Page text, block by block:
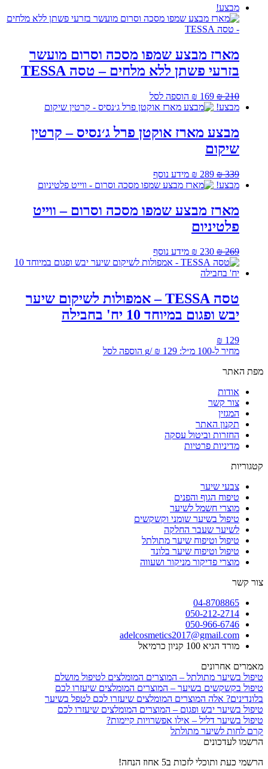
מבצע!
מארז מבצע שמפו מסכה וסרום מועשר
בזרעי פשתן ללא מלחים – טסה TESSA
₪210
המחיר
המקורי
₪ 210.
₪ 169
המחיר
הנוכחי
₪ 169.
הוספה לסל
מבצע!
מבצע מארז אוקטן פרל ג׳נסיס – קרטין
שיקום
₪339
המחיר
המקורי
₪ 339.
₪ 289
המחיר
הנוכחי
₪ 289.
מידע נוסף
מבצע!
מארז מבצע שמפו מסכה וסרום – ווייט
פלטיניום
₪269
המחיר
המקורי
היה:
₪ 230
המחיר
הנוכחי
מידע נוסף
טסה TESSA – אמפולות לשיקום שיער
יבש ופגום במיוחד 10 יח' בחבילה
₪ 129
מחיר ל-100 מ״ל:
₪ 129
/
g הוספה לסל
מפת האתר
אודות
צור קשר
המגזין
תקנון האתר
החזרות וביטול עסקה
מדיניות פרטיות
קטגוריות
צבעי שיער
טיפוח הגוף והפנים
מוצרי חשמל לשיער
טיפול בשיער שומני וקשקשים
לשיער שעבר החלקה
טיפול וטיפוח שיער מתולתל
טיפול וטיפוח שיער בלונד
מוצרי פדיקור מניקור ושעווה
צור קשר
04-8708865
050-212-2714
050-966-6746
adelcosmetics2017@gmail.com
מורד הגיא 100 קניון כרמיאל
מאמרים אחרונים
טיפול בשיער מתולתל – המוצרים המומלצים לטיפול מושלם
טיפול בקשקשים בשיער – המוצרים המומלצים שיעזרו לכם
בלונדינים? אלה המוצרים המומלצים שיעזרו לכם לטפל בשיער
טיפול בשיער יבש ופגום – המוצרים המומלצים שיעזרו לכם
טיפול בשיער דליל – אילו אפשרויות קיימות?
קרם לחות לשיער מתולתל
הרשמו לעדכונים
הרשמי כעת ותוכלי לזכות ב5 אחוז הנחה!